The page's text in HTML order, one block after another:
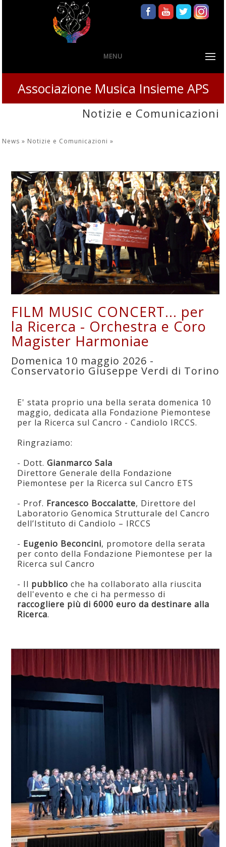
MENU
Associazione Musica Insieme APS
Notizie e Comunicazioni
News » Notizie e Comunicazioni»
FILM MUSIC CONCERT... per
la Ricerca - Orchestra e Coro
Magister Harmoniae
Domenica 10 maggio 2026 -
Conservatorio Giuseppe Verdi di Torino
E' stata proprio una bella serata domenica 10
maggio, dedicata alla Fondazione Piemontese
per la Ricerca sul Cancro - Candiolo IRCCS.
Ringraziamo:
- Dott.Gianmarco Sala
Direttore Generale della Fondazione
Piemontese per la Ricerca sul Cancro ETS
- Prof. Francesco Boccalatte, Direttore del
Laboratorio Genomica Strutturale del Cancro
dell’Istituto di Candiolo – IRCCS
- Eugenio Beconcini, promotore della serata
per conto della Fondazione Piemontese per la
Ricerca sul Cancro
- Il pubblico che ha collaborato alla riuscita
dell'evento e che ci ha permesso di
raccogliere più di 6000 euro da destinare alla
Ricerca.